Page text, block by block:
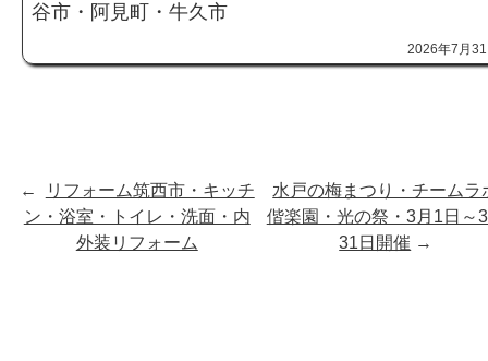
谷市・阿見町・牛久市
2026年7月
←
リフォーム筑西市・キッチ
ン・浴室・トイレ・洗面・内
外装リフォーム
水戸の梅まつり・チームラ
偕楽園・光の祭・3月1日～
31日開催 →